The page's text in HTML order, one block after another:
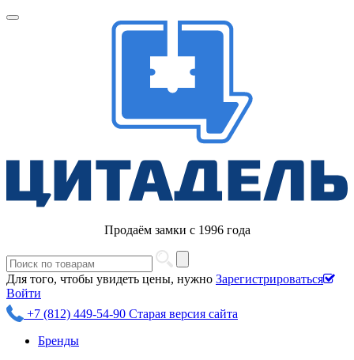
Продаём замки с 1996 года
Для того, чтобы увидеть цены, нужно Зарегистрироваться
Войти
+7 (812) 449-54-90 Старая версия сайта
Бренды